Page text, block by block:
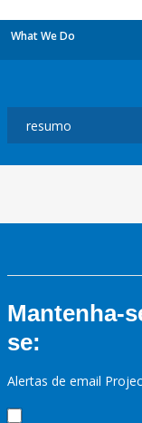
What We Do
Mantenha-
se:
Alertas de email